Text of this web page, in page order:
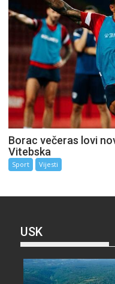
Borac večeras lovi
Vitebska
Sport Vijesti
USK